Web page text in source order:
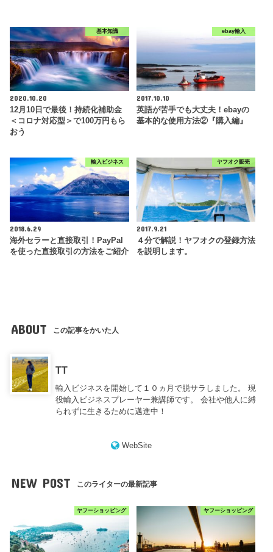
基本知識
2020.10.20
12月10日で最後！持続化補助金
＜コロナ対応型＞で100万円もら
おう
ebay輸入
2017.10.10
英語が苦手でも大丈夫！ebayの
基本的な使用方法②『購入編』
輸入ビジネス
2018.6.29
海外セラーと直接取引！PayPal
を使った直接取引の方法をご紹介
ヤフオク販売
2017.9.21
４分で解説！ヤフオクの登録方法
を説明します。
ABOUT この記事をかいた人
TT
輸入ビジネスを開始して１０ヵ月で脱サラしました。 現
役輸入ビジネスプレーヤー兼講師です。 会社や他人に縛
られずに生きるために邁進中！
WebSite
NEW POST このライターの最新記事
ヤフーショッピング ヤフーショッピング